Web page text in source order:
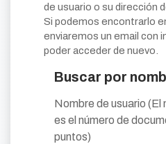
de usuario o su dirección
Si podemos encontrarlo
enviaremos un email con
poder acceder de nuevo.
Buscar por nombre de
Buscar por
Nombre de usuario (El
es el número de
puntos)